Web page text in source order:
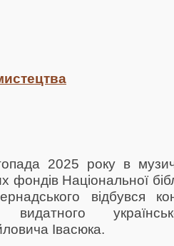
2025 року в
фондів Національної
відбувся
видатного
Івасюка.